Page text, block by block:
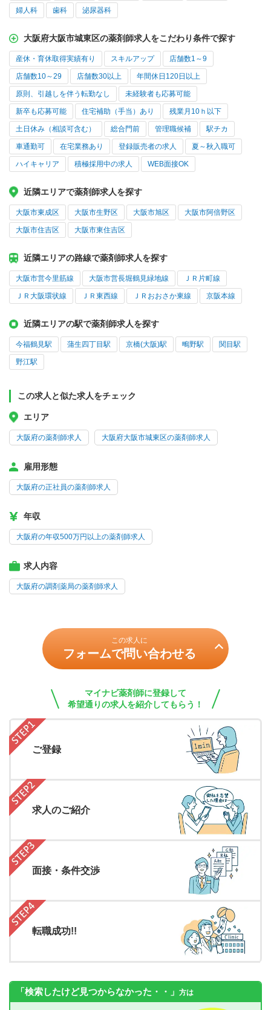
婦人科 歯科 泌尿器科
大阪府大阪市城東区の薬剤師求人をこだわり条件で探す
産休・育休取得実績有り スキルアップ 店舗数1～9
店舗数10～29 店舗数30以上 年間休日120日以上
原則、引越しを伴う転勤なし 未経験者も応募可能
新卒も応募可能 住宅補助（手当）あり 残業月10ｈ以下
土日休み（相談可含む） 総合門前 管理職候補 駅チカ
車通勤可 在宅業務あり 登録販売者の求人 夏～秋入職可
ハイキャリア 積極採用中の求人 WEB面接OK
近隣エリアで薬剤師求人を探す
大阪市東成区 大阪市生野区 大阪市旭区 大阪市阿倍野区
大阪市住吉区 大阪市東住吉区
近隣エリアの路線で薬剤師求人を探す
大阪市営今里筋線 大阪市営長堀鶴見緑地線 ＪＲ片町線
ＪＲ大阪環状線 ＪＲ東西線 ＪＲおおさか東線 京阪本線
近隣エリアの駅で薬剤師求人を探す
今福鶴見駅 蒲生四丁目駅 京橋(大阪)駅 鴫野駅 関目駅
野江駅
この求人と似た求人をチェック
エリア
大阪府の薬剤師求人 大阪府大阪市城東区の薬剤師求人
雇用形態
大阪府の正社員の薬剤師求人
年収
大阪府の年収500万円以上の薬剤師求人
求人内容
大阪府の調剤薬局の薬剤師求人
この求人に
フォームで問い合わせる
マイナビ薬剤師に登録して
希望通りの求人を紹介してもらう！
ご登録
求人のご紹介
面接・条件交渉
転職成功!!
「検索したけど見つからなかった・・」 方は